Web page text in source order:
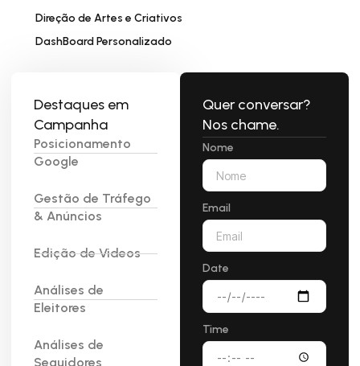
Direção de Artes e Criativos
DashBoard Personalizado
Destaques em
Campanha
Posicionamento
Google
Gestão de Tráfego
& Anúncios
Edição de Videos
Análises de
Eleitores
Análises de
Seguidores
Quer conversar?
Nos chame.
Nome
Email
Date
Time